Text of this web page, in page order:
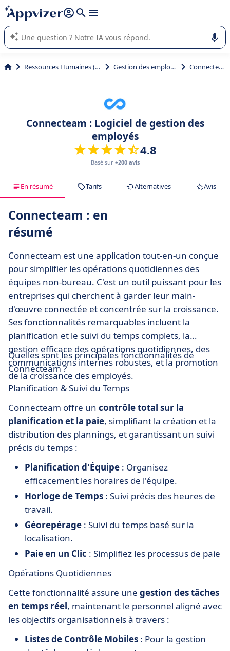
répondre (plusieurs lignes avec
L'IA de Appvizer vous guide dans l'utilisation ou la sélection de
logiciel SaaS en entreprise.
Ressources Humaines (RH) Gestion des employés Connecteam
Connecteam : Logiciel de gestion des
employés
4.8
Basé sur +200 avis
En résumé Tarifs Alternatives Avis
Connecteam : en
résumé
Connecteam est une application tout-en-un conçue
pour simplifier les opérations quotidiennes des
équipes non-bureau. C'est un outil puissant pour les
entreprises qui cherchent à garder leur main-
d'œuvre connectée et concentrée sur la croissance.
Ses fonctionnalités remarquables incluent la
planification et le suivi du temps complets, la
gestion efficace des opérations quotidiennes, des
communications internes robustes, et la promotion
de la croissance des employés.
Quelles sont les principales fonctionnalités de
Connecteam ?
Planification & Suivi du Temps
Connecteam offre un contrôle total sur la
planification et la paie, simplifiant la création et la
distribution des plannings, et garantissant un suivi
précis du temps :
Planification d'Équipe : Organisez
efficacement les horaires de l'équipe.
Horloge de Temps : Suivi précis des heures de
travail.
Géorepérage : Suivi du temps basé sur la
localisation.
Paie en un Clic : Simplifiez les processus de paie​​
.
Opérations Quotidiennes
Cette fonctionnalité assure une gestion des tâches
en temps réel, maintenant le personnel aligné avec
les objectifs organisationnels à travers :
Listes de Contrôle Mobiles : Pour la gestion